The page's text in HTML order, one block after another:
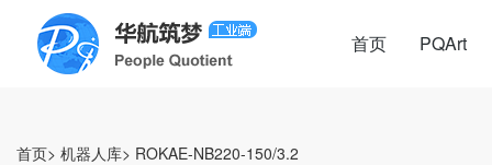
首页 PQArt
首页> 机器人库> ROKAE-NB220-150/3.2